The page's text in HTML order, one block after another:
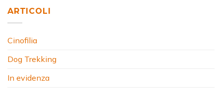
ARTICOLI
Cinofilia
Dog Trekking
In evidenza